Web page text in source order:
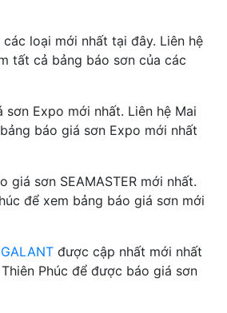
loại mới nhất tại đây. Liên hệ
tất cả bảng báo sơn của các
sơn Expo mới nhất. Liên hệ Mai
báo giá sơn Expo mới nhất
giá sơn SEAMASTER mới nhất.
để xem bảng báo giá sơn mới
được cập nhất mới nhất
Phúc để được báo giá sơn